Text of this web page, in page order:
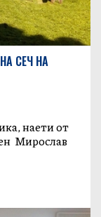
СЕЧ НА
наети от
Мирослав